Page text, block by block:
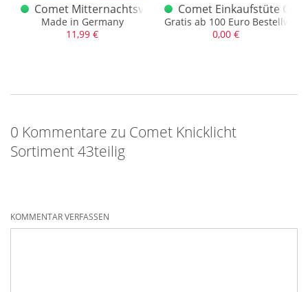
mit unzähligen Fontänen
Comet Mitternachtsvase
Made in Germany
11,99 €
Comet Einkaufstüte
Gratis ab 100 Euro Bestellwert
0,00 €
0 Kommentare zu Comet Knicklicht
Sortiment 43teilig
KOMMENTAR VERFASSEN